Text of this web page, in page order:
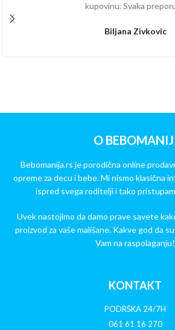
kupovinu. Svaka
Biljana Zivkovic
O
Bebomanija.rs je porodična online
opreme za decu i bebe. Mi nismo klasična
ispred svega roditelji i tako
Uvek nastojimo da damo prave savete
proizvod za vaše mališane. Kakve god da
Vam na raspolaganju!
KONTAKT
PODRŠKA 24/7H
061 61 16 270